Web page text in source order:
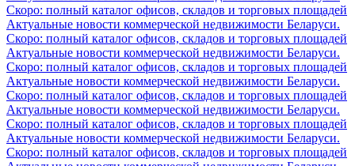
Скоро: полный каталог офисов, складов и торговых площадей
Актуальные новости коммерческой недвижимости Беларуси.
Скоро: полный каталог офисов, складов и торговых площадей
Актуальные новости коммерческой недвижимости Беларуси.
Скоро: полный каталог офисов, складов и торговых площадей
Актуальные новости коммерческой недвижимости Беларуси.
Скоро: полный каталог офисов, складов и торговых площадей
Актуальные новости коммерческой недвижимости Беларуси.
Скоро: полный каталог офисов, складов и торговых площадей
Актуальные новости коммерческой недвижимости Беларуси.
Скоро: полный каталог офисов, складов и торговых площадей